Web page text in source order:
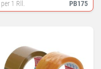
PB175
per 1 Rll.